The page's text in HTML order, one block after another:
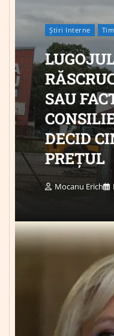
Știri Interne
SAU
DECID
PREȚUL
Mocanu Erich